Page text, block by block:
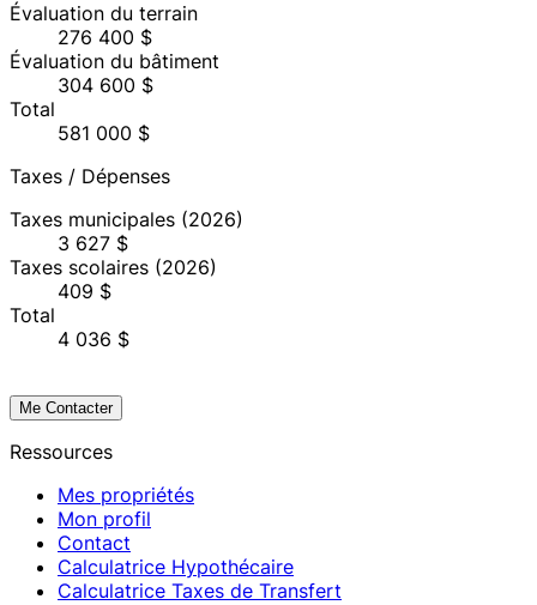
Évaluation du terrain
276 400 $
Évaluation du bâtiment
304 600 $
Total
581 000 $
Taxes / Dépenses
Taxes municipales (2026)
3 627 $
Taxes scolaires (2026)
409 $
Total
4 036 $
Me Contacter
Ressources
Mes propriétés
Mon profil
Contact
Calculatrice Hypothécaire
Calculatrice Taxes de Transfert